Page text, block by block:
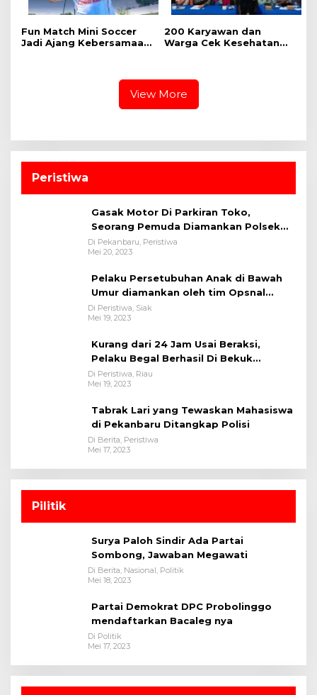
Fun Match Mini Soccer
Jadi Ajang Kebersamaan
‎200 Karyawan dan
Warga Cek Kesehatan
View More
Peristiwa
Gasak Motor Di Parkiran Toko,
Seorang Pemuda Diamankan Polsek
Bukit Raya
Di Pekanbaru, Peristiwa
Mei 20, 2023
Pelaku Persetubuhan Anak di Bawah
Umur diamankan oleh tim Opsnal
Polsek Tualang-Polres Siak-Polda Riau
Di Peristiwa, Siak
Mei 19, 2023
Kurang dari 24 Jam Usai Beraksi,
Pelaku Begal Berhasil Di Bekuk
Satreskrim Polres Kuansing
Di Peristiwa, Riau
Mei 19, 2023
Tabrak Lari yang Tewaskan Mahasiswa
di Pekanbaru Ditangkap Polisi
Di Berita, Peristiwa
Mei 17, 2023
Pilitik
Surya Paloh Sindir Ada Partai
Sombong, Jawaban Megawati
Di Berita, Nasional, Politik
Mei 18, 2023
Partai Demokrat DPC Probolinggo
mendaftarkan Bacaleg nya
Di Politik
Mei 17, 2023